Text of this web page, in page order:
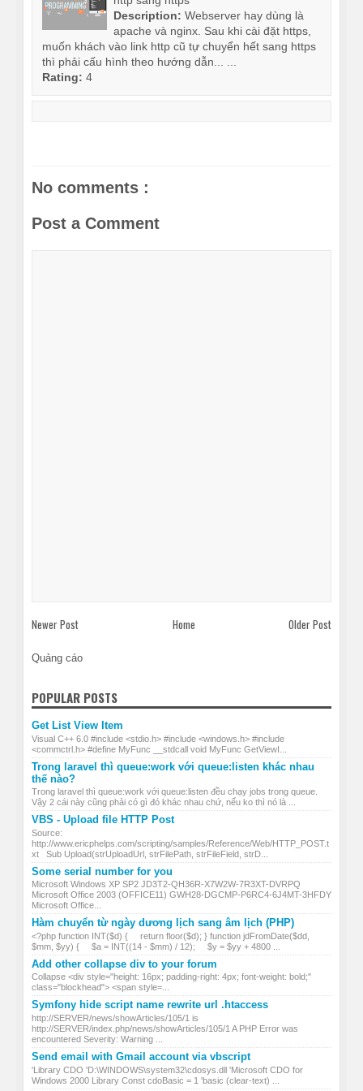
Description: Webserver hay dùng là
apache và nginx. Sau khi cài đặt https,
muốn khách vào link http cũ tự chuyển hết sang https
thì phải cấu hình theo hướng dẫn... ...
Rating: 4
No comments :
Post a Comment
Newer Post Older Post
Home
Quảng cáo
POPULAR POSTS
Get List View Item
Visual C++ 6.0 #include <stdio.h> #include <windows.h> #include
<commctrl.h> #define MyFunc __stdcall void MyFunc GetViewI...
Trong laravel thì queue:work với queue:listen khác nhau
thế nào?
Trong laravel thì queue:work với queue:listen đều chạy jobs trong queue.
Vậy 2 cái này cũng phải có gì đó khác nhau chứ, nếu ko thì nó là ...
VBS - Upload file HTTP Post
Source:
http://www.ericphelps.com/scripting/samples/Reference/Web/HTTP_POST.t
xt Sub Upload(strUploadUrl, strFilePath, strFileField, strD...
Some serial number for you
Microsoft Windows XP SP2 JD3T2-QH36R-X7W2W-7R3XT-DVRPQ
Microsoft Office 2003 (OFFICE11) GWH28-DGCMP-P6RC4-6J4MT-3HFDY
Microsoft Office...
Hàm chuyển từ ngày dương lịch sang âm lịch (PHP)
<?php function INT($d) { return floor($d); } function jdFromDate($dd,
$mm, $yy) { $a = INT((14 - $mm) / 12); $y = $yy + 4800 ...
Add other collapse div to your forum
Collapse <div style="height: 16px; padding-right: 4px; font-weight: bold;"
class="blockhead"> <span style=...
Symfony hide script name rewrite url .htaccess
http://SERVER/news/showArticles/105/1 is
http://SERVER/index.php/news/showArticles/105/1 A PHP Error was
encountered Severity: Warning ...
Send email with Gmail account via vbscript
'Library CDO 'D:\WINDOWS\system32\cdosys.dll 'Microsoft CDO for
Windows 2000 Library Const cdoBasic = 1 'basic (clear-text) ...